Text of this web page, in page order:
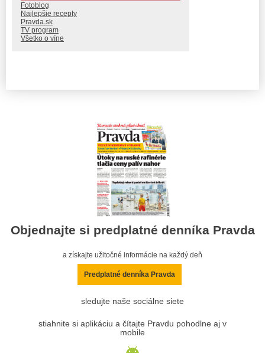
Fotoblog
Najlepšie recepty
Pravda.sk
TV program
Všetko o víne
Objednajte si predplatné denníka Pravda
a získajte užitočné informácie na každý deň
Predplatné denníka Pravda
sledujte naše sociálne siete
stiahnite si aplikáciu a čítajte Pravdu pohodlne aj v
mobile